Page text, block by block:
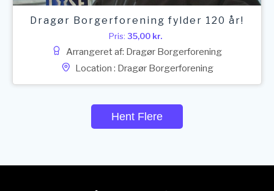
Dragør Borgerforening fylder 120 år!
Pris: 35,00 kr.
Arrangeret af: Dragør Borgerforening
Location : Dragør Borgerforening
Hent Flere